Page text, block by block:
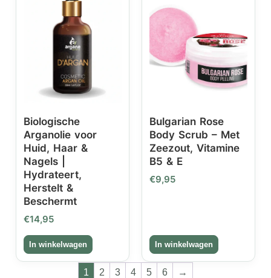
Biologische
Arganolie voor
Huid, Haar &
Nagels |
Hydrateert,
Herstelt &
Beschermt
€14,95
Bulgarian Rose
Body Scrub – Met
Zeezout, Vitamine
B5 & E
€9,95
1 2 3 4 5 6 →